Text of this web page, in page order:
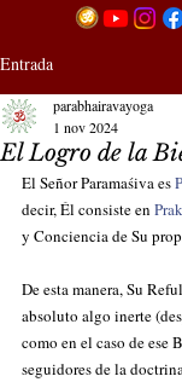
Entrada
El Logro de la
parabhairavayoga
1 nov 2024
El Señor Paramaśiva es
decir, Él consiste en
y Conciencia de Su
De esta manera, Su
absoluto algo inerte
como en el caso de ese
seguidores de la